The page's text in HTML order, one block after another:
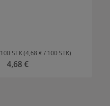
100 STK(4,68 € / 100 STK)
Prezzo normale:
4,68 €